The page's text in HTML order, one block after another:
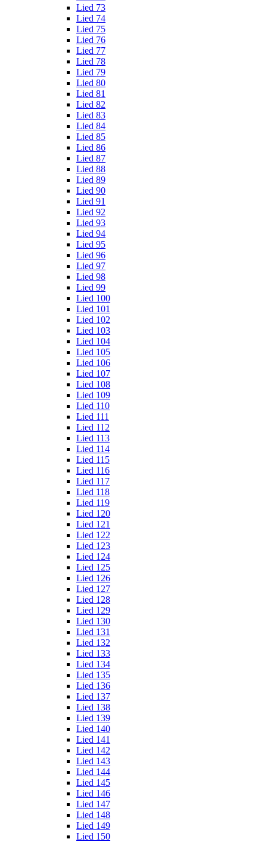
Lied 73
Lied 74
Lied 75
Lied 76
Lied 77
Lied 78
Lied 79
Lied 80
Lied 81
Lied 82
Lied 83
Lied 84
Lied 85
Lied 86
Lied 87
Lied 88
Lied 89
Lied 90
Lied 91
Lied 92
Lied 93
Lied 94
Lied 95
Lied 96
Lied 97
Lied 98
Lied 99
Lied 100
Lied 101
Lied 102
Lied 103
Lied 104
Lied 105
Lied 106
Lied 107
Lied 108
Lied 109
Lied 110
Lied 111
Lied 112
Lied 113
Lied 114
Lied 115
Lied 116
Lied 117
Lied 118
Lied 119
Lied 120
Lied 121
Lied 122
Lied 123
Lied 124
Lied 125
Lied 126
Lied 127
Lied 128
Lied 129
Lied 130
Lied 131
Lied 132
Lied 133
Lied 134
Lied 135
Lied 136
Lied 137
Lied 138
Lied 139
Lied 140
Lied 141
Lied 142
Lied 143
Lied 144
Lied 145
Lied 146
Lied 147
Lied 148
Lied 149
Lied 150